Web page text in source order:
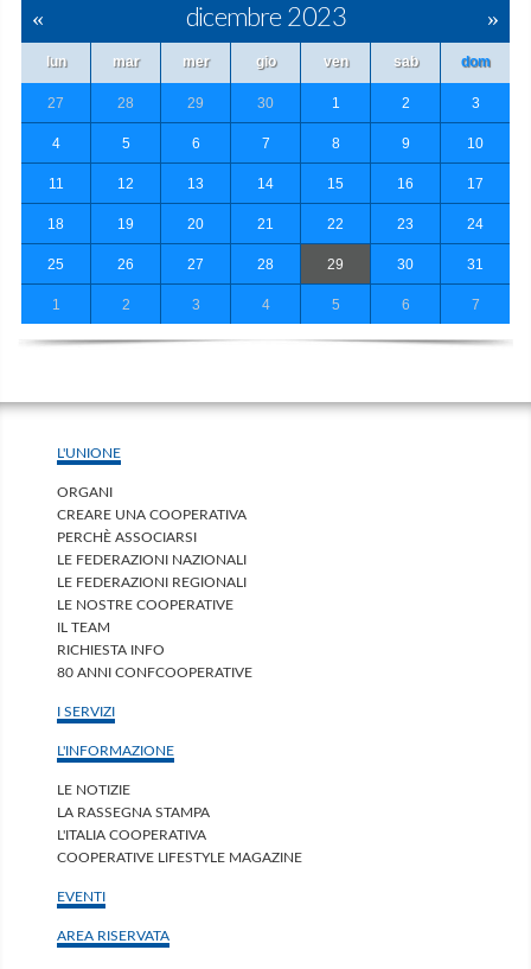
« dicembre 2023 »
lun mar mer gio ven sab dom
27 28 29 30 1 2 3
4 5 6 7 8 9 10
11 12 13 14 15 16 17
18 19 20 21 22 23 24
25 26 27 28 29 30 31
1 2 3 4 5 6 7
L'UNIONE
ORGANI
CREARE UNA COOPERATIVA
PERCHÈ ASSOCIARSI
LE FEDERAZIONI NAZIONALI
LE FEDERAZIONI REGIONALI
LE NOSTRE COOPERATIVE
IL TEAM
RICHIESTA INFO
80 ANNI CONFCOOPERATIVE
I SERVIZI
L'INFORMAZIONE
LE NOTIZIE
LA RASSEGNA STAMPA
L'ITALIA COOPERATIVA
COOPERATIVE LIFESTYLE MAGAZINE
EVENTI
AREA RISERVATA